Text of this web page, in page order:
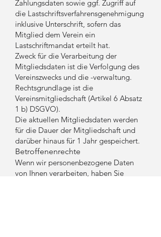
Zahlungsdaten sowie ggf. Zugriff auf
die Lastschriftsverfahrensgenehmigung
inklusive Unterschrift, sofern das
Mitglied dem Verein ein
Lastschriftmandat erteilt hat.
Zweck für die Verarbeitung der
Mitgliedsdaten ist die Verfolgung des
Vereinszwecks und die -verwaltung.
Rechtsgrundlage ist die
Vereinsmitgliedschaft (Artikel 6 Absatz
1 b) DSGVO).
Die aktuellen Mitgliedsdaten werden
für die Dauer der Mitgliedschaft und
darüber hinaus für 1 Jahr gespeichert.
Betroffenenrechte
Wenn wir personenbezogene Daten
von Ihnen verarbeiten, haben Sie